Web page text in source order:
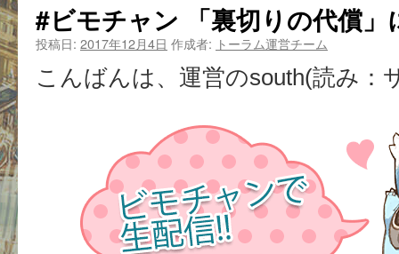
#ビモチャン 「裏切りの代償」
投稿日: 2017年12月4日 作成者: トーラム運営チーム
こんばんは、運営のsouth(読み：